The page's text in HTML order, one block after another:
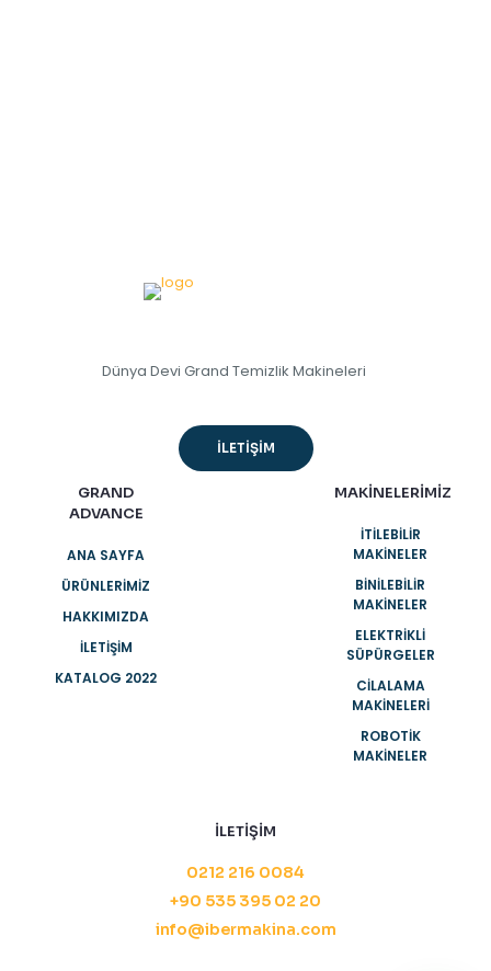
Dünya Devi Grand Temizlik Makineleri
İLETİŞİM
GRAND
ADVANCE
ANA SAYFA
ÜRÜNLERIMIZ
HAKKIMIZDA
İLETIŞIM
KATALOG 2022
MAKİNELERİMİZ
İTİLEBİLİR
MAKİNELER
BİNİLEBİLİR
MAKİNELER
ELEKTRİKLİ
SÜPÜRGELER
CİLALAMA
MAKİNELERİ
ROBOTİK
MAKİNELER
İLETİŞİM
0212 216 0084
+90 535 395 02 20
info@ibermakina.com